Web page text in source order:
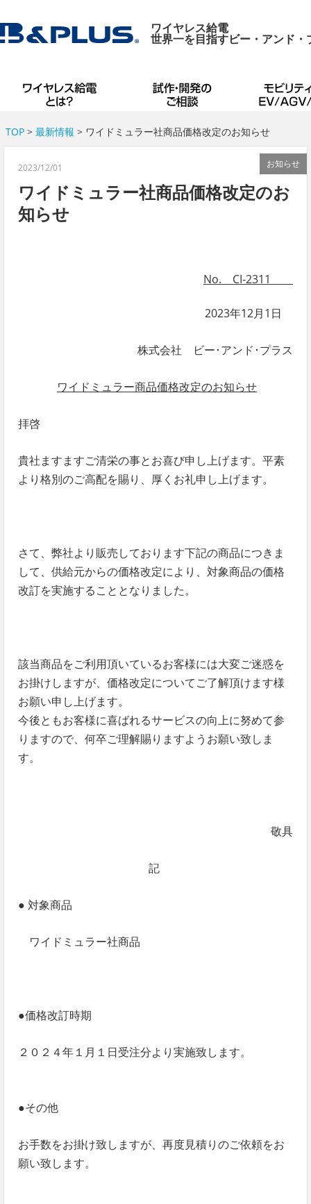
ワイヤレス給電
世界一を目指すビー・アンド・
TOP> 最新情報 > ワイドミュラー社商品価格改定のお知らせ
お知らせ
2023/12/01
ワイドミュラー社商品価格改定のお
知らせ
No. CI-2311
2023年12月1日
株式会社 ビー･アンド･プラス
ワイドミュラー商品価格改定のお知らせ
拝啓
貴社ますますご清栄の事とお喜び申し上げます。平素
より格別のご高配を賜り、厚くお礼申し上げます。
さて、弊社より販売しております下記の商品につきま
して、供給元からの価格改定により、対象商品の価格
改訂を実施することとなりました。
該当商品をご利用頂いているお客様には大変ご迷惑を
お掛けしますが、価格改定についてご了解頂けます様
お願い申し上げます。
今後ともお客様に喜ばれるサービスの向上に努めて参
りますので、何卒ご理解賜りますようお願い致しま
す。
敬具
記
● 対象商品
ワイドミュラー社商品
●価格改訂時期
２０２４年１月１日受注分より実施致します。
●その他
お手数をお掛け致しますが、再度見積りのご依頼をお
願い致します。